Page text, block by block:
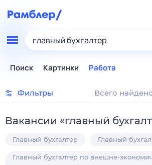
главный бухгалтер
Поиск Картинки Работа
Фильтры Всего
Вакансии «главный
Главный бухгалтер Главный
Главный бухгалтер по внешне-